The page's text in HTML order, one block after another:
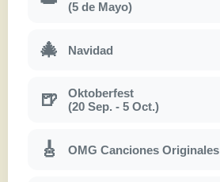
(5 de Mayo)
🎄 Navidad
🍺
Oktoberfest
(20 Sep. - 5 Oct.)
🎸 OMG Canciones Originales